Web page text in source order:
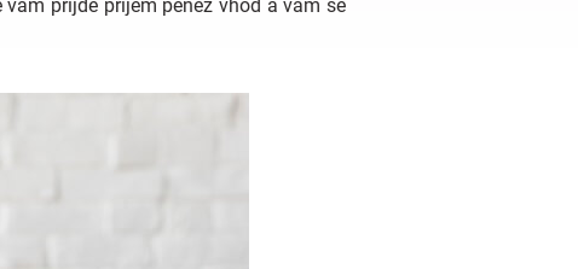
přijde příjem peněz vhod a vám se